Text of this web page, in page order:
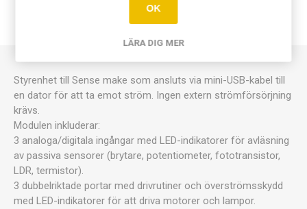
KONTAKTA OSS
Styrenhet till Sense make som ansluts via mini-USB-kabel till
en dator för att ta emot ström. Ingen extern strömförsörjning
krävs.
Modulen inkluderar:
3 analoga/digitala ingångar med LED-indikatorer för avläsning
av passiva sensorer (brytare, potentiometer, fototransistor,
LDR, termistor).
3 dubbelriktade portar med drivrutiner och överströmsskydd
med LED-indikatorer för att driva motorer och lampor.
OK
LÄRA DIG MER